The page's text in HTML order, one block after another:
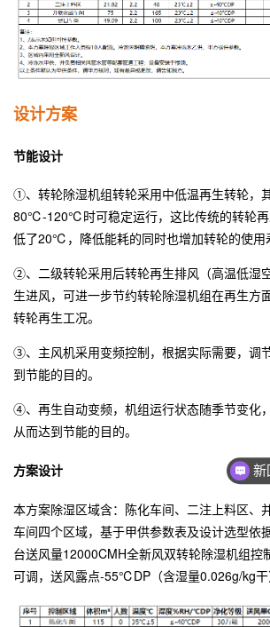
设计方案
节能设计
①、转轮除湿机组转轮采用中低温再生转轮，
80℃-120℃时可稳定运行，这比传统的转轮
低了20℃，降低能耗的同时也增加转轮的使用
②、二级转轮采用后转轮再生排风（高温低湿
生进风，可进一步节约转轮除湿机组在再生方
转轮再生工况。
③、主风机采用变频控制，根据实际需要，调
到节能的目的。
④、再生自动变频，机组运行状态随季节变化
从而达到节能的目的。
方案设计
本方案除湿区域含：陈化车间、二注上料区、
车间四个区域，基于甲供参数表及设计选型依
台送风量12000CMH全新风双转轮除湿机组控
可调，送风露点-55℃DP（含湿量0.026g/kg干
新